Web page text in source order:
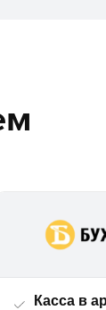
Касса в